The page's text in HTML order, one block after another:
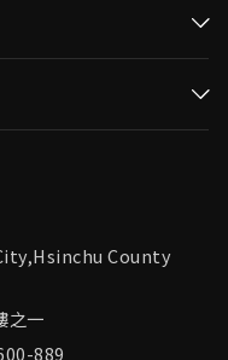
County
之一
889